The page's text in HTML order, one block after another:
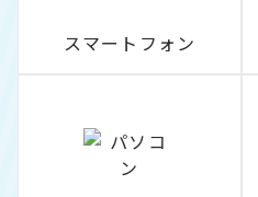
スマートフォン